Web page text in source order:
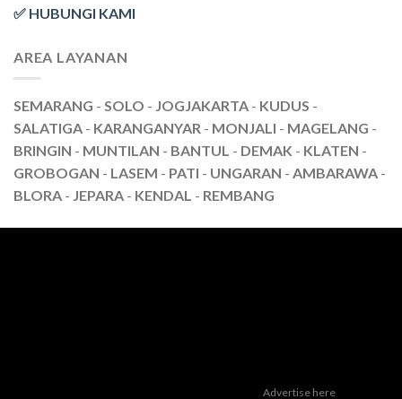
✅ HUBUNGI KAMI
AREA LAYANAN
SEMARANG - SOLO - JOGJAKARTA - KUDUS -
SALATIGA - KARANGANYAR - MONJALI - MAGELANG -
BRINGIN - MUNTILAN - BANTUL - DEMAK - KLATEN -
GROBOGAN - LASEM - PATI - UNGARAN - AMBARAWA -
BLORA - JEPARA - KENDAL - REMBANG
Advertise here